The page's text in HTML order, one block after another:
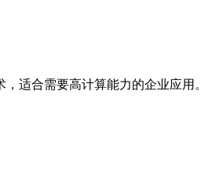
适合需要高计算能力的企业应用。